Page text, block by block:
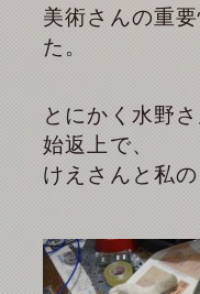
美術さんの重
た。
とにかく水野
始返上で、
けえさんと私